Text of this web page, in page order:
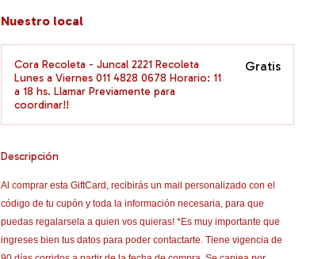
Nuestro local
Cora Recoleta - Juncal 2221 Recoleta
Lunes a Viernes 011 4828 0678 Horario: 11
a 18 hs. Llamar Previamente para
coordinar!!
Gratis
Descripción
Al comprar esta GiftCard, recibirás un mail personalizado con el
código de tu cupón y toda la información necesaria, para que
puedas regalarsela a quien vos quieras! *Es muy importante que
ingreses bien tus datos para poder contactarte. Tiene vigencia de